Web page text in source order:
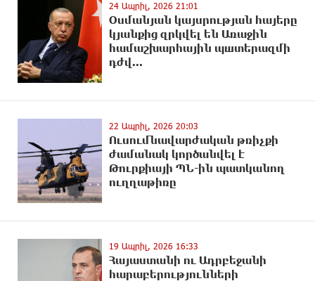
24 Ապրիլ, 2026 21:01
Օսմանյան կայսրության հայերը
կյանքից զրկվել են Առաջին
համաշխարհային պшտերազմի
դժվ...
22 Ապրիլ, 2026 20:03
Ուսումնավարժական թռիչքի
ժամանակ կnրծանվել է
Թուրքիայի ՊՆ-ին պատկանող
ուղղաթիռը
19 Ապրիլ, 2026 16:33
Հայաստանի ու Ադրբեջանի
հարաբերությունների